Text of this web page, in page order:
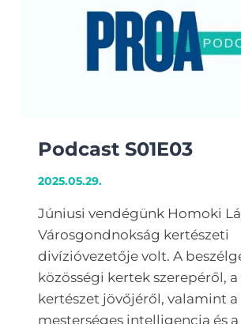
Podcast S01E03
2025.05.29.
Júniusi vendégünk Homoki
Városgondnokság kertészeti
divízióvezetője volt. A
közösségi kertek szerepéről, a
kertészet jövőjéről, valamint a
mesterséges intelligencia és a